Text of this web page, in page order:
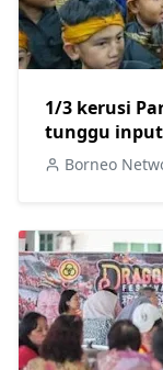
1/3 kerusi
tunggu input
Borneo